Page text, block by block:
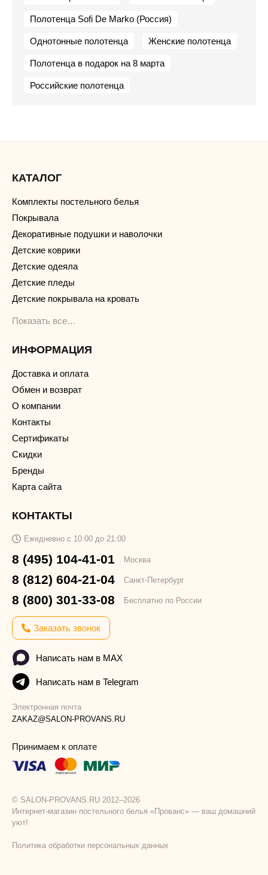
Полотенца Sofi De Marko (Россия)
Однотонные полотенца Женские полотенца
Полотенца в подарок на 8 марта
Российские полотенца
КАТАЛОГ
Комплекты постельного белья
Покрывала
Декоративные подушки и наволочки
Детские коврики
Детские одеяла
Детские пледы
Детские покрывала на кровать
Показать все…
ИНФОРМАЦИЯ
Доставка и оплата
Обмен и возврат
О компании
Контакты
Сертификаты
Скидки
Бренды
Карта сайта
КОНТАКТЫ
Ежедневно с 10:00 до 21:00
8 (495) 104-41-01 Москва
8 (812) 604-21-04 Санкт-Петербург
8 (800) 301-33-08 Бесплатно по России
Заказать звонок
Написать нам в MAX
Написать нам в Telegram
Электронная почта
ZAKAZ@SALON-PROVANS.RU
Принимаем к оплате
© SALON-PROVANS.RU 2012–2026
Интернет-магазин постельного белья «Прованс» — ваш домашний
уют!
Политика обработки персональных данных